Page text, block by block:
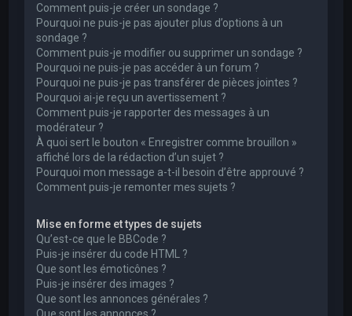
Comment puis-je créer un sondage ?
Pourquoi ne puis-je pas ajouter plus d’options à un
sondage ?
Comment puis-je modifier ou supprimer un sondage ?
Pourquoi ne puis-je pas accéder à un forum ?
Pourquoi ne puis-je pas transférer de pièces jointes ?
Pourquoi ai-je reçu un avertissement ?
Comment puis-je rapporter des messages à un
modérateur ?
À quoi sert le bouton « Enregistrer comme brouillon »
affiché lors de la rédaction d’un sujet ?
Pourquoi mon message a-t-il besoin d’être approuvé ?
Comment puis-je remonter mes sujets ?
Mise en forme et types de sujets
Qu’est-ce que le BBCode ?
Puis-je insérer du code HTML ?
Que sont les émoticônes ?
Puis-je insérer des images ?
Que sont les annonces générales ?
Que sont les annonces ?